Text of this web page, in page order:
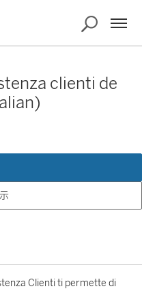
clienti de
Clienti ti permette di